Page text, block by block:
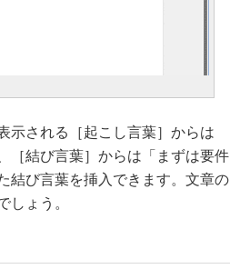
示される［起こし言葉］からは
［結び言葉］からは「まずは要件
結び言葉を挿入できます。文章の
しょう。